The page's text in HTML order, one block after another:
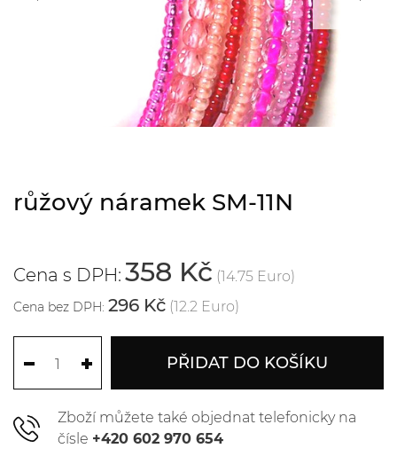
růžový náramek SM-11N
Cena s DPH: 358 Kč (14.75 Euro)
Cena bez DPH: 296 Kč (12.2 Euro)
PŘIDAT DO KOŠÍKU
Zboží můžete také objednat telefonicky na
čísle +420 602 970 654